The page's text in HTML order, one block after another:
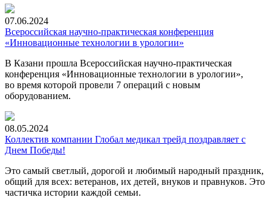
07.06.2024
Всероссийская научно-практическая конференция
«Инновационные технологии в урологии»
В Казани прошла Всероссийская научно-практическая
конференция «Инновационные технологии в урологии»,
во время которой провели 7 операций с новым
оборудованием.
08.05.2024
Коллектив компании Глобал медикал трейд поздравляет с
Днем Победы!
Это самый светлый, дорогой и любимый народный праздник,
общий для всех: ветеранов, их детей, внуков и правнуков. Это
частичка истории каждой семьи.